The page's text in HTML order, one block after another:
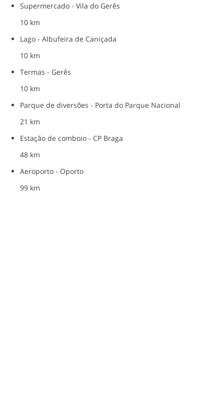
Supermercado - Vila do Gerês
10 km
Lago - Albufeira de Caniçada
10 km
Termas - Gerês
10 km
Parque de diversões - Porta do Parque Nacional
21 km
Estação de comboio - CP Braga
48 km
Aeroporto - Oporto
99 km